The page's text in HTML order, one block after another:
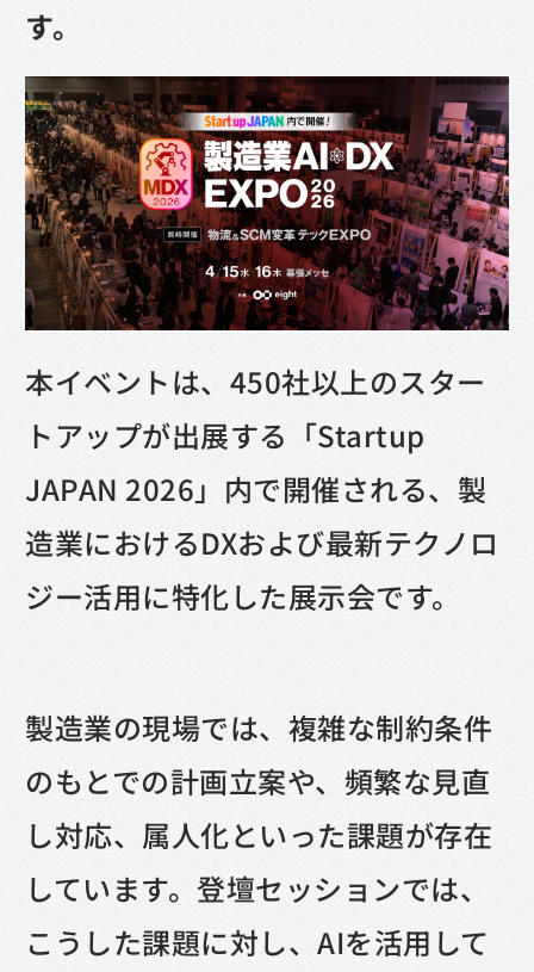
す。
本イベントは、450社以上のスター
トアップが出展する「Startup
JAPAN 2026」内で開催される、製
造業におけるDXおよび最新テクノロ
ジー活用に特化した展示会です。
製造業の現場では、複雑な制約条件
のもとでの計画立案や、頻繁な見直
し対応、属人化といった課題が存在
しています。登壇セッションでは、
こうした課題に対し、AIを活用して